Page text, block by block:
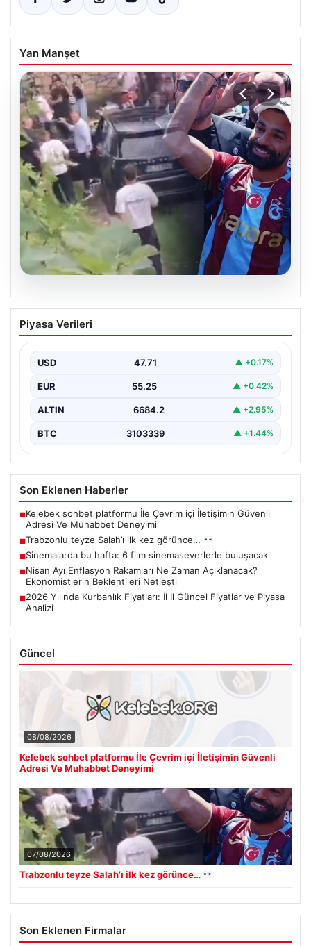
Yan Manşet
Trabzonlu teyze Salah’ı ilk kez
görünce…
Anlar Kameralarda", "content": "Trabzon'un sıcak ve…
Piyasa Verileri
USD 47.71 ▲ +0.17%
EUR 55.25 ▲ +0.42%
ALTIN 6684.2 ▲ +2.95%
BTC 3103339 ▲ +1.44%
Son Eklenen Haberler
■Kelebek sohbet platformu İle Çevrim içi İletişimin Güvenli
Adresi Ve Muhabbet Deneyimi
■Trabzonlu teyze Salah’ı ilk kez görünce…
■Sinemalarda bu hafta: 6 film sinemaseverlerle buluşacak
■Nisan Ayı Enflasyon Rakamları Ne Zaman Açıklanacak?
Ekonomistlerin Beklentileri Netleşti
■2026 Yılında Kurbanlık Fiyatları: İl İl Güncel Fiyatlar ve Piyasa
Analizi
Güncel
08/08/2026
Kelebek sohbet platformu İle Çevrim içi İletişimin Güvenli
Adresi Ve Muhabbet Deneyimi
07/08/2026
Trabzonlu teyze Salah’ı ilk kez görünce…
Son Eklenen Firmalar